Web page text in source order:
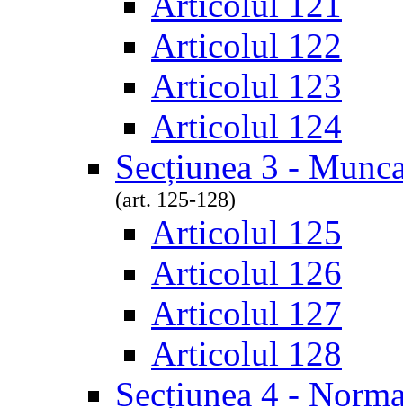
Articolul 122
Articolul 123
Articolul 124
Secțiunea 3 -
(art. 125-128)
Articolul 125
Articolul 126
Articolul 127
Articolul 128
Secțiunea 4 -